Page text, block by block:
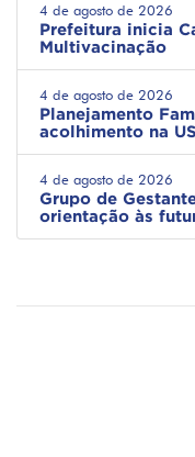
4 de agosto de 2026
Prefeitura inicia
Multivacinação
4 de agosto de 2026
Planejamento
acolhimento na
4 de agosto de 2026
Grupo de
orientação às